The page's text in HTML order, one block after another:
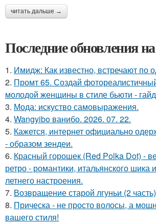
читать дальше →
Последние обновления
1. Имидж: Как известно, встречают по
2. Промт 65. Создай
молодой женщины в стиле бьюти -
3. Мода: искуство самовыражения.
4. Wangyibo ванибо. 2026. 07. 22.
5. Кажется, интернет официально
- образом зендеи.
6. Красный горошек (Red Polka Dot) -
ретро - романтики, итальянского шика
летнего настроения.
7. Возвращение старой лгуньи (2
8. Прическа - не просто волосы, а
вашего стиля!